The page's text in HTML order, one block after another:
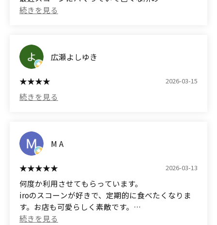
they have a gently melting texture.
butter, and refined sugar.
It's reassuring to know that you can confidently
give these to people who are particular about
ingredients.
The gentle sweetness of Hokkaido wheat and beet
sugar.
Its simplicity allows you to appreciate the quality
of the dough.
・Organic Anko Butter Sandwich
Moderately sweet red bean paste and salty butter.
Not heavy, with an elegant balance.
プレーンを試していますがこちらのは
小麦粉の風味がしっかり残っています。
もうちょっと甘さ控えめだったら星５でした😊
写真は
ホワイトチョコマカダミア
焼き芋ブリュレ
プレーンです
A simple shop with friendly staff.
have been trying plain ones from various places,
but these have a crispy exterior (not quite
crunchy) and a moist interior.
The flavor of the wheat flour is very prominent.
広瀬よしゆき
2026-03-15
M A
2026-03-13
何度か利用させてもらっています。
iroのスコーンが好きで、定期的に食べたくなりま
す。お店も可愛らしく素敵です。
宝石のようにスコーンが並べられていて、とても可